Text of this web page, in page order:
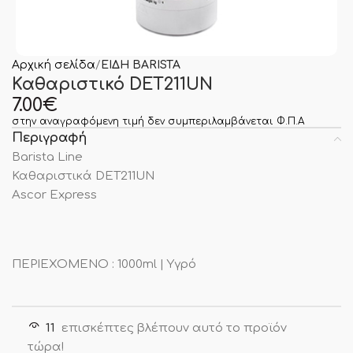
Αρχική σελίδα ΕΙΔΗ BARISTA
Καθαριστικό DET211UN
7.00€
στην αναγραφόμενη τιμή δεν συμπεριλαμβάνεται Φ.Π.Α
Περιγραφή
Barista Line
Καθαριστικά DET211UN
Ascor Express
ΠΕΡΙΕΧΟΜΕΝΟ : 1000ml | Υγρό
11
επισκέπτες βλέπουν αυτό το προϊόν
τώρα!